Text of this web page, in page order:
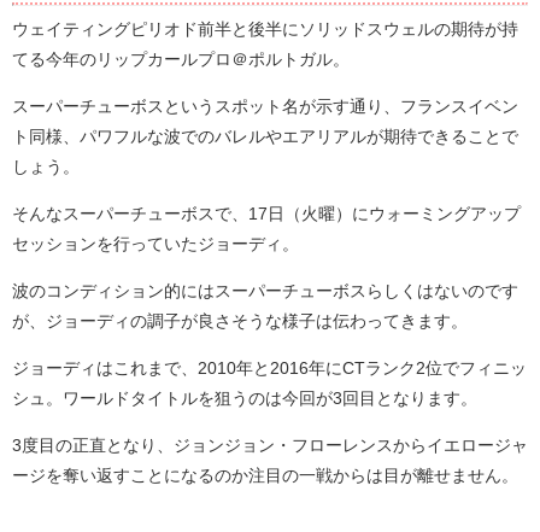
ウェイティングピリオド前半と後半にソリッドスウェルの期待が持
てる今年のリップカールプロ＠ポルトガル。
スーパーチューボスというスポット名が示す通り、フランスイベン
ト同様、パワフルな波でのバレルやエアリアルが期待できることで
しょう。
そんなスーパーチューボスで、17日（火曜）にウォーミングアップ
セッションを行っていたジョーディ。
波のコンディション的にはスーパーチューボスらしくはないのです
が、ジョーディの調子が良さそうな様子は伝わってきます。
ジョーディはこれまで、2010年と2016年にCTランク2位でフィニッ
シュ。ワールドタイトルを狙うのは今回が3回目となります。
3度目の正直となり、ジョンジョン・フローレンスからイエロージャ
ージを奪い返すことになるのか注目の一戦からは目が離せません。